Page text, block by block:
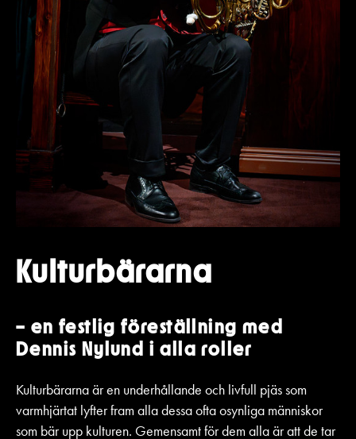
Kulturbärarna
– en festlig föreställning med
Dennis Nylund i alla roller
Kulturbärarna är en underhållande och livfull pjäs som
varmhjärtat lyfter fram alla dessa ofta osynliga människor
som bär upp kulturen. Gemensamt för dem alla är att de tar